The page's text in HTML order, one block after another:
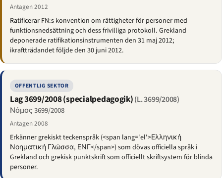
Antagen 2012
Ratificerar FN:s konvention om rättigheter för personer med
funktionsnedsättning och dess frivilliga protokoll. Grekland
deponerade ratifikationsinstrumenten den 31 maj 2012;
ikraftträdandet följde den 30 juni 2012.
OFFENTLIG SEKTOR
Lag 3699/2008 (specialpedagogik)(L. 3699/2008)
Νόμος 3699/2008
Antagen 2008
Erkänner grekiskt teckenspråk (<span lang='el'>Ελληνική
Νοηματική Γλώσσα, ΕΝΓ</span>) som dövas officiella språk i
Grekland och grekisk punktskrift som officiellt skriftsystem för blinda
personer.